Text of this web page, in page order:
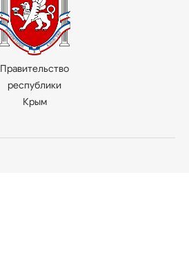
Правительство
республики
Крым